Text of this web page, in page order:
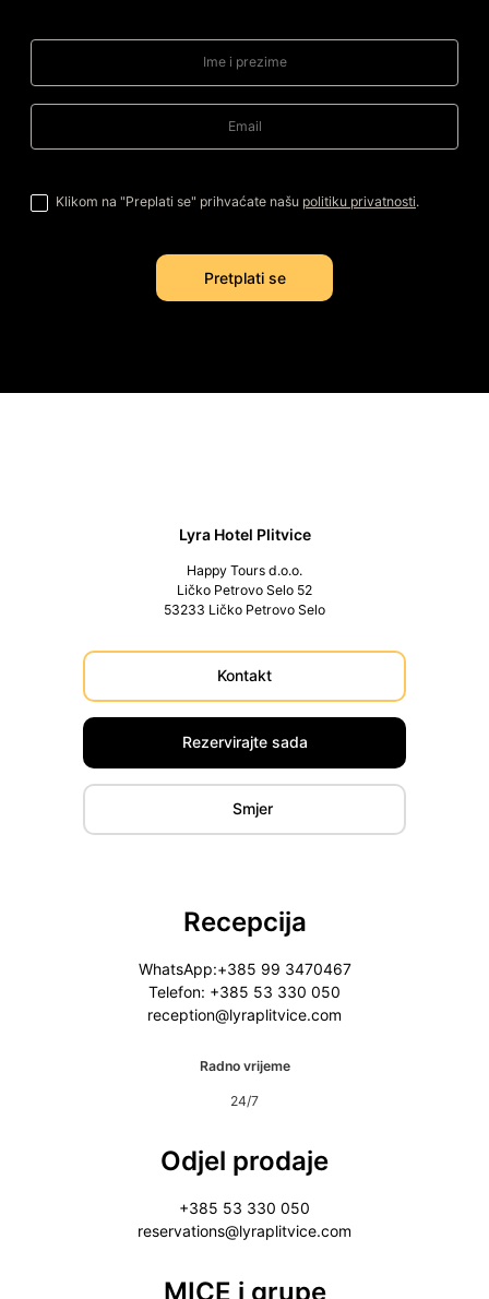
Klikom na "Preplati se" prihvaćate našu politiku privatnosti.
Lyra Hotel Plitvice
Happy Tours d.o.o.
Ličko Petrovo Selo 52
53233 Ličko Petrovo Selo
Kontakt
Rezervirajte sada
Smjer
Recepcija
WhatsApp:+385 99 3470467
Telefon: +385 53 330 050
reception@lyraplitvice.com
Radno vrijeme
24/7
Odjel prodaje
+385 53 330 050
reservations@lyraplitvice.com
MICE i grupe